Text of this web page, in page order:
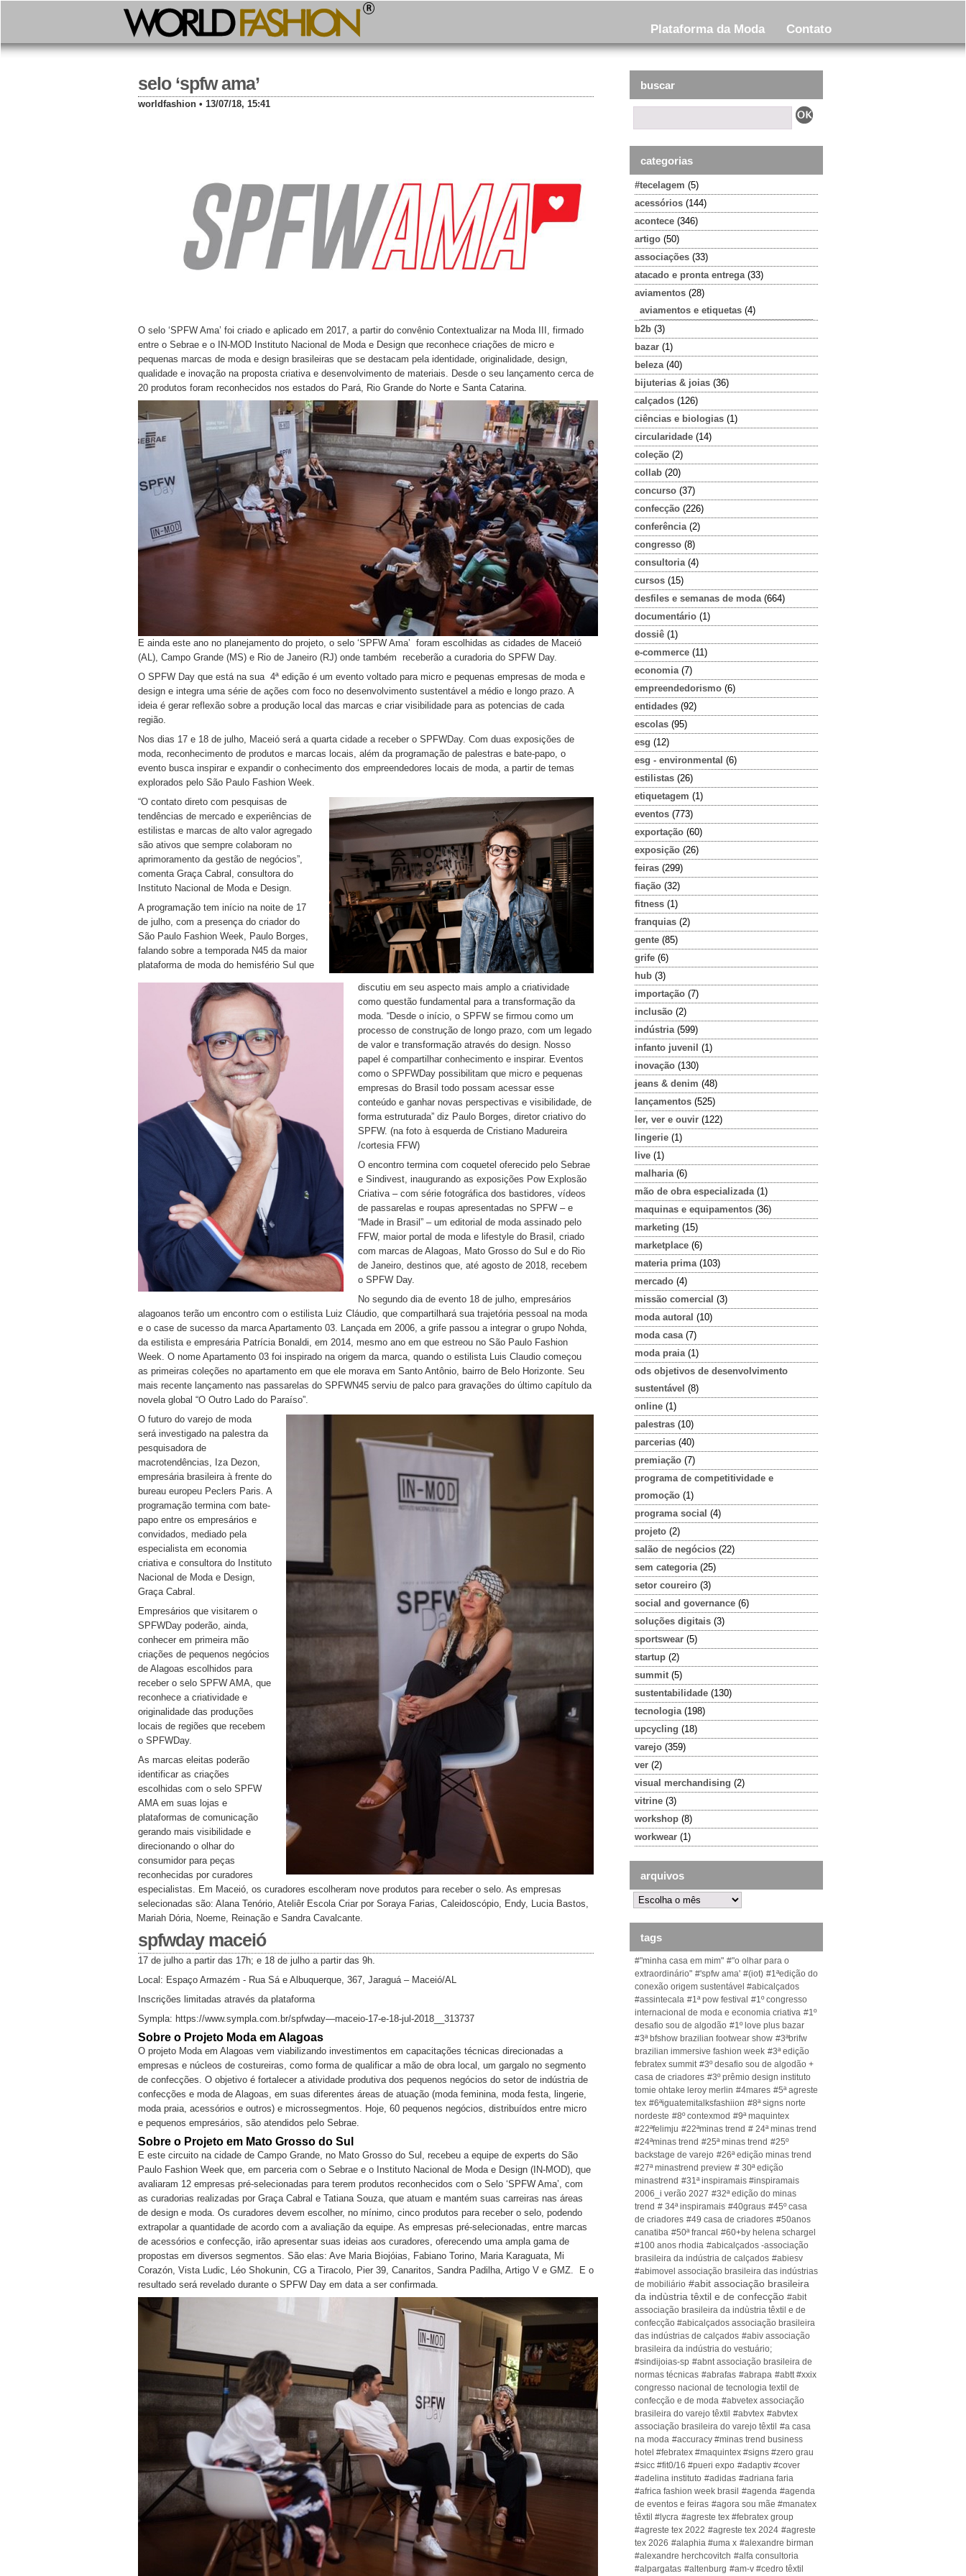
Plataforma da Moda Contato
buscar
categorias
#tecelagem (5)
acessórios (144)
acontece (346)
artigo (50)
associações (33)
atacado e pronta entrega (33)
aviamentos (28)
aviamentos e etiquetas (4)
b2b (3)
bazar (1)
beleza (40)
bijuterias & joias (36)
calçados (126)
ciências e biologias (1)
circularidade (14)
coleção (2)
collab (20)
concurso (37)
confecção (226)
conferência (2)
congresso (8)
consultoria (4)
cursos (15)
desfiles e semanas de moda (664)
documentário (1)
dossiê (1)
e-commerce (11)
economia (7)
empreendedorismo (6)
entidades (92)
escolas (95)
esg (12)
esg - environmental (6)
estilistas (26)
etiquetagem (1)
eventos (773)
exportação (60)
exposição (26)
feiras (299)
fiação (32)
fitness (1)
franquias (2)
gente (85)
grife (6)
hub (3)
importação (7)
inclusão (2)
indústria (599)
infanto juvenil (1)
inovação (130)
jeans & denim (48)
lançamentos (525)
ler, ver e ouvir (122)
lingerie (1)
live (1)
malharia (6)
mão de obra especializada (1)
maquinas e equipamentos (36)
marketing (15)
marketplace (6)
materia prima (103)
mercado (4)
missão comercial (3)
moda autoral (10)
moda casa (7)
moda praia (1)
ods objetivos de desenvolvimento
sustentável (8)
online (1)
palestras (10)
parcerias (40)
premiação (7)
programa de competitividade e
promoção (1)
programa social (4)
projeto (2)
salão de negócios (22)
sem categoria (25)
setor coureiro (3)
social and governance (6)
soluções digitais (3)
sportswear (5)
startup (2)
summit (5)
sustentabilidade (130)
tecnologia (198)
upcycling (18)
varejo (359)
ver (2)
visual merchandising (2)
vitrine (3)
workshop (8)
workwear (1)
arquivos
tags
#"minha casa em mim" #"o olhar para o
extraordinário" #'spfw ama' #(iot) #1ªedição do
conexão origem sustentável #abicalçados
#assintecala #1ª pow festival #1º congresso
internacional de moda e economia criativa #1º
desafio sou de algodão #1º love plus bazar
#3ª bfshow brazilian footwear show #3ªbrifw
brazilian immersive fashion week #3ª edição
febratex summit #3º desafio sou de algodão +
casa de criadores #3º prêmio design instituto
tomie ohtake leroy merlin #4mares #5ª agreste
tex #6ªiguatemitalksfashiion #8ª signs norte
nordeste #8º contexmod #9ª maquintex
#22ªfelimju #22ªminas trend # 24ª minas trend
#24ªminas trend #25ª minas trend #25º
backstage de varejo #26ª edição minas trend
#27ª minastrend preview # 30ª edição
minastrend #31ª inspiramais #inspiramais
2006_i verão 2027 #32ª edição do minas
trend # 34ª inspiramais #40graus #45º casa
de criadores #49 casa de criadores #50anos
canatiba #50ª francal #60+by helena schargel
#100 anos rhodia #abicalçados -associação
brasileira da indústria de calçados #abiesv
#abimovel associação brasileira das indústrias
de mobiliário #abit associação brasileira
da indùstria têxtil e de confecção #abit
associação brasileira da indùstria têxtil e de
confecção #abicalçados associação brasileira
das indústrias de calçados #abiv associação
brasileira da indústria do vestuário;
#sindijoias-sp #abnt associação brasileira de
normas técnicas #abrafas #abrapa #abtt #xxix
congresso nacional de tecnologia textil de
confecção e de moda #abvetex associação
brasileira do varejo têxtil #abvtex #abvtex
associação brasileira do varejo têxtil #a casa
na moda #accuracy #minas trend business
hotel #febratex #maquintex #signs #zero grau
#sicc #fit0/16 #pueri expo #adaptiv #cover
#adelina instituto #adidas #adriana faria
#africa fashion week brasil #agenda #agenda
de eventos e feiras #agora sou mãe #manatex
têxtil #lycra #agreste tex #febratex group
#agreste tex 2022 #agreste tex 2024 #agreste
tex 2026 #alaphia #uma x #alexandre birman
#alexandre herchcovitch #alfa consultoria
#alpargatas #altenburg #am-v #cedro têxtil
selo ‘spfw ama’
worldfashion • 13/07/18, 15:41
O selo ‘SPFW Ama’ foi criado e aplicado em 2017, a partir do convênio Contextualizar na Moda III, firmado
entre o Sebrae e o IN-MOD Instituto Nacional de Moda e Design que reconhece criações de micro e
pequenas marcas de moda e design brasileiras que se destacam pela identidade, originalidade, design,
qualidade e inovação na proposta criativa e desenvolvimento de materiais. Desde o seu lançamento cerca de
20 produtos foram reconhecidos nos estados do Pará, Rio Grande do Norte e Santa Catarina.
E ainda este ano no planejamento do projeto, o selo ‘SPFW Ama’ foram escolhidas as cidades de Maceió
(AL), Campo Grande (MS) e Rio de Janeiro (RJ) onde também receberão a curadoria do SPFW Day.
O SPFW Day que está na sua 4ª edição é um evento voltado para micro e pequenas empresas de moda e
design e integra uma série de ações com foco no desenvolvimento sustentável a médio e longo prazo. A
ideia é gerar reflexão sobre a produção local das marcas e criar visibilidade para as potencias de cada
região.
Nos dias 17 e 18 de julho, Maceió será a quarta cidade a receber o SPFWDay. Com duas exposições de
moda, reconhecimento de produtos e marcas locais, além da programação de palestras e bate-papo, o
evento busca inspirar e expandir o conhecimento dos empreendedores locais de moda, a partir de temas
explorados pelo São Paulo Fashion Week.
“O contato direto com pesquisas de
tendências de mercado e experiências de
estilistas e marcas de alto valor agregado
são ativos que sempre colaboram no
aprimoramento da gestão de negócios”,
comenta Graça Cabral, consultora do
Instituto Nacional de Moda e Design.
A programação tem início na noite de 17
de julho, com a presença do criador do
São Paulo Fashion Week, Paulo Borges,
falando sobre a temporada N45 da maior
plataforma de moda do hemisfério Sul que
discutiu em seu aspecto mais amplo a criatividade
como questão fundamental para a transformação da
moda. “Desde o início, o SPFW se firmou como um
processo de construção de longo prazo, com um legado
de valor e transformação através do design. Nosso
papel é compartilhar conhecimento e inspirar. Eventos
como o SPFWDay possibilitam que micro e pequenas
empresas do Brasil todo possam acessar esse
conteúdo e ganhar novas perspectivas e visibilidade, de
forma estruturada” diz Paulo Borges, diretor criativo do
SPFW. (na foto à esquerda de Cristiano Madureira
/cortesia FFW)
O encontro termina com coquetel oferecido pelo Sebrae
e Sindivest, inaugurando as exposições Pow Explosão
Criativa – com série fotográfica dos bastidores, vídeos
de passarelas e roupas apresentadas no SPFW – e
“Made in Brasil” – um editorial de moda assinado pelo
FFW, maior portal de moda e lifestyle do Brasil, criado
com marcas de Alagoas, Mato Grosso do Sul e do Rio
de Janeiro, destinos que, até agosto de 2018, recebem
o SPFW Day.
No segundo dia de evento 18 de julho, empresários
alagoanos terão um encontro com o estilista Luiz Cláudio, que compartilhará sua trajetória pessoal na moda
e o case de sucesso da marca Apartamento 03. Lançada em 2006, a grife passou a integrar o grupo Nohda,
da estilista e empresária Patrícia Bonaldi, em 2014, mesmo ano em que estreou no São Paulo Fashion
Week. O nome Apartamento 03 foi inspirado na origem da marca, quando o estilista Luis Claudio começou
as primeiras coleções no apartamento em que ele morava em Santo Antônio, bairro de Belo Horizonte. Seu
mais recente lançamento nas passarelas do SPFWN45 serviu de palco para gravações do último capítulo da
novela global “O Outro Lado do Paraíso”.
O futuro do varejo de moda
será investigado na palestra da
pesquisadora de
macrotendências, Iza Dezon,
empresária brasileira à frente do
bureau europeu Peclers Paris. A
programação termina com bate-
papo entre os empresários e
convidados, mediado pela
especialista em economia
criativa e consultora do Instituto
Nacional de Moda e Design,
Graça Cabral.
Empresários que visitarem o
SPFWDay poderão, ainda,
conhecer em primeira mão
criações de pequenos negócios
de Alagoas escolhidos para
receber o selo SPFW AMA, que
reconhece a criatividade e
originalidade das produções
locais de regiões que recebem
o SPFWDay.
As marcas eleitas poderão
identificar as criações
escolhidas com o selo SPFW
AMA em suas lojas e
plataformas de comunicação
gerando mais visibilidade e
direcionando o olhar do
consumidor para peças
reconhecidas por curadores
especialistas. Em Maceió, os curadores escolheram nove produtos para receber o selo. As empresas
selecionadas são: Alana Tenório, Ateliêr Escola Criar por Soraya Farias, Caleidoscópio, Endy, Lucia Bastos,
Mariah Dória, Noeme, Reinação e Sandra Cavalcante.
spfwday maceió
17 de julho a partir das 17h; e 18 de julho a partir das 9h.
Local: Espaço Armazém - Rua Sá e Albuquerque, 367, Jaraguá – Maceió/AL
Inscrições limitadas através da plataforma
Sympla: https://www.sympla.com.br/spfwday—maceio-17-e-18-jul-2018__313737
Sobre o Projeto Moda em Alagoas
O projeto Moda em Alagoas vem viabilizando investimentos em capacitações técnicas direcionadas a
empresas e núcleos de costureiras, como forma de qualificar a mão de obra local, um gargalo no segmento
de confecções. O objetivo é fortalecer a atividade produtiva dos pequenos negócios do setor de indústria de
confecções e moda de Alagoas, em suas diferentes áreas de atuação (moda feminina, moda festa, lingerie,
moda praia, acessórios e outros) e microssegmentos. Hoje, 60 pequenos negócios, distribuídos entre micro
e pequenos empresários, são atendidos pelo Sebrae.
Sobre o Projeto em Mato Grosso do Sul
E este circuito na cidade de Campo Grande, no Mato Grosso do Sul, recebeu a equipe de experts do São
Paulo Fashion Week que, em parceria com o Sebrae e o Instituto Nacional de Moda e Design (IN-MOD), que
avaliaram 12 empresas pré-selecionadas para terem produtos reconhecidos com o Selo ‘SPFW Ama’, com
as curadorias realizadas por Graça Cabral e Tatiana Souza, que atuam e mantém suas carreiras nas áreas
de design e moda. Os curadores devem escolher, no mínimo, cinco produtos para receber o selo, podendo
extrapolar a quantidade de acordo com a avaliação da equipe. As empresas pré-selecionadas, entre marcas
de acessórios e confecção, irão apresentar suas ideias aos curadores, oferecendo uma ampla gama de
propostas em diversos segmentos. São elas: Ave Maria Biojóias, Fabiano Torino, Maria Karaguata, Mi
Corazón, Vista Ludic, Léo Shokunin, CG a Tiracolo, Pier 39, Canaritos, Sandra Padilha, Artigo V e GMZ. E o
resultado será revelado durante o SPFW Day em data a ser confirmada.